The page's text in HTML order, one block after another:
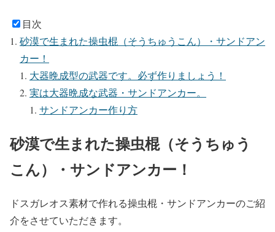
目次
砂漠で生まれた操虫棍（そうちゅうこん）・サンドアン
カー！
大器晩成型の武器です。必ず作りましょう！
実は大器晩成な武器・サンドアンカー。
サンドアンカー作り方
砂漠で生まれた操虫棍（そうちゅう
こん）・サンドアンカー！
ドスガレオス素材で作れる操虫棍・サンドアンカーのご紹
介をさせていただきます。